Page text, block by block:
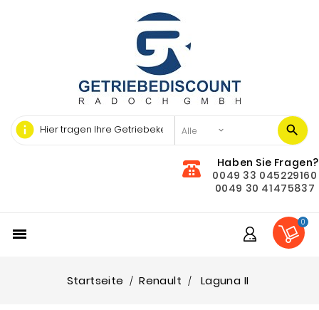
info
Haben Sie Fragen?
0049 33 045229160
0049 30 41475837

0
Startseite Renault Laguna II